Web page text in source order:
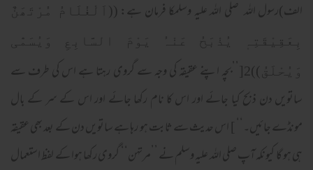
الف)رسول اللہ صلی الله علیہ وسلمکا فرمان ہے: ((اَلْغُلَامُ مُرْتَھَنٌ
بِعَقِیْقَتِہٖ یُذْبَحُ عَنْہُ یَوْمَ السَّابِعِ وَیُسَمّٰی
وَیُحْلَقُ)) 2[’’بچہ اپنے عقیقہ کی وجہ سے گروی رہتا ہے اس کی طرف سے
ساتویں دن ذبح کیا جائے اور اس کا نام رکھا جائے اور اس کے سر کے بال
مونڈے جائیں۔‘‘ ] اس حدیث سے ثابت ہو رہا ہے ساتویں دن کے بعد بھی عقیقہ
ہی ہو گا کیونکہ آپ صلی الله علیہ وسلم نے ’’مرتہن‘‘ گروی رکھا ہوا کے لفظ استعمال